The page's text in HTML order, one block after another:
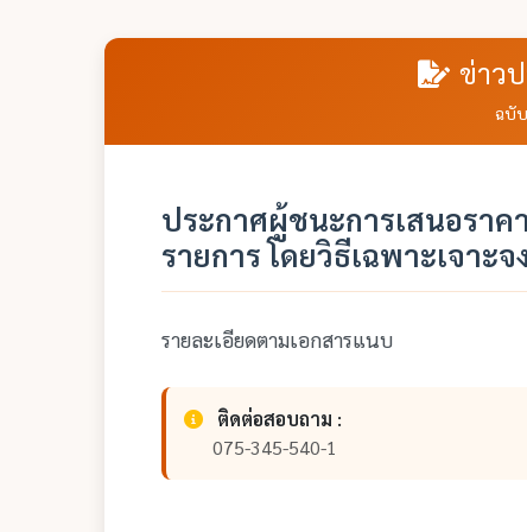
ข่าว
ฉบั
ประกาศผู้ชนะการเสนอรา
รายการ โดยวิธีเฉพาะเจาะจง
รายละเอียดตามเอกสารแนบ
ติดต่อสอบถาม :
075-345-540-1